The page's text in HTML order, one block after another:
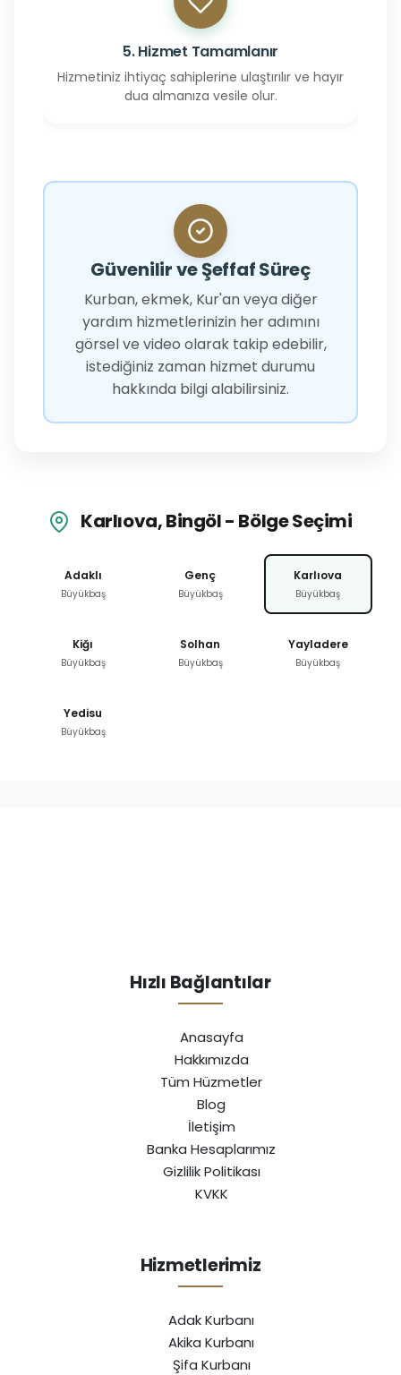
5. Hizmet Tamamlanır
Hizmetiniz ihtiyaç sahiplerine ulaştırılır ve hayır
dua almanıza vesile olur.
Güvenilir ve Şeffaf Süreç
Kurban, ekmek, Kur'an veya diğer
yardım hizmetlerinizin her adımını
görsel ve video olarak takip edebilir,
istediğiniz zaman hizmet durumu
hakkında bilgi alabilirsiniz.
Karlıova, Bingöl - Bölge Seçimi
Adaklı
Büyükbaş
Genç
Büyükbaş
Karlıova
Büyükbaş
Kiğı
Büyükbaş
Solhan
Büyükbaş
Yayladere
Büyükbaş
Yedisu
Büyükbaş
Hızlı Bağlantılar
Anasayfa
Hakkımızda
Tüm Hüzmetler
Blog
İletişim
Banka Hesaplarımız
Gizlilik Politikası
KVKK
Hizmetlerimiz
Adak Kurbanı
Akika Kurbanı
Şifa Kurbanı